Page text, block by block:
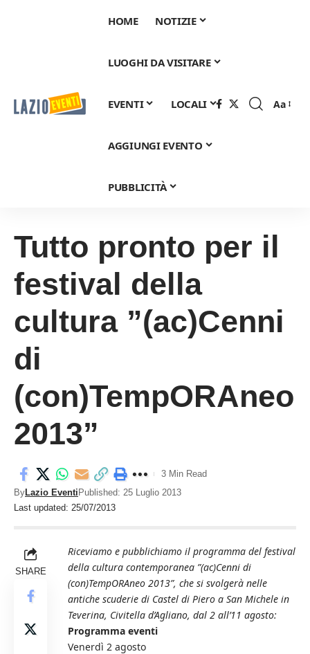
HOME NOTIZIE
LUOGHI DA VISITARE
EVENTI LOCALI
AGGIUNGI EVENTO
PUBBLICITÀ
Font
Aa
Tutto pronto per il
festival della
cultura ”(ac)Cenni
di
(con)TempORAneo
2013”
Last updated: 25/07/2013
ByLazio Eventi Published: 25 Luglio 2013
3 Min Read
SHARE
Riceviamo e pubblichiamo il programma del festival
della cultura contemporanea ”(ac)Cenni di
(con)TempORAneo 2013”, che si svolgerà nelle
antiche scuderie di Castel di Piero a San Michele in
Teverina, Civitella d’Agliano, dal 2 all’11 agosto:
Programma eventi
Venerdì 2 agosto